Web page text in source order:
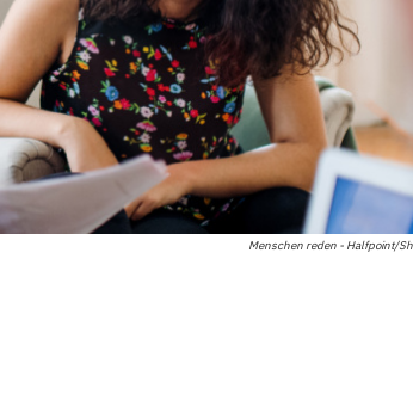
Menschen reden - Halfpoint/